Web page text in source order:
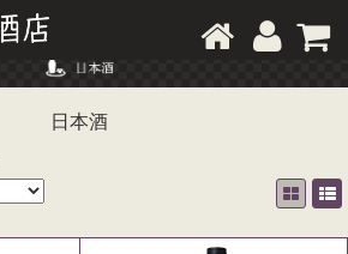
日本酒